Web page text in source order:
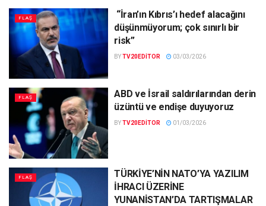
FLAŞ
“İran’ın Kıbrıs’ı hedef alacağını
düşünmüyorum; çok sınırlı bir
risk”
BYTV20EDITOR 03/03/2026
FLAŞ
ABD ve İsrail saldırılarından derin
üzüntü ve endişe duyuyoruz
BYTV20EDITOR 01/03/2026
FLAŞ
TÜRKİYE’NİN NATO’YA YAZILIM
İHRACI ÜZERİNE
YUNANİSTAN’DA TARTIŞMALAR